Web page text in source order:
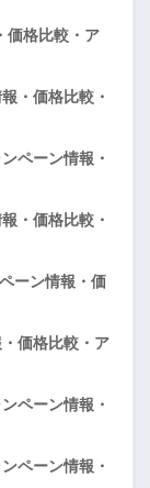
価格比較・ア
・価格比較・
ペーン情報・
・価格比較・
ーン情報・価
価格比較・ア
ペーン情報・
ペーン情報・